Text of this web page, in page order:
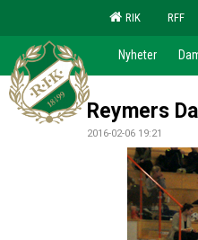
RIK RFF
Nyheter
Reymers
2016-02-06 19:21